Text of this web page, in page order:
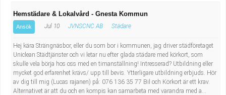
Hemstädare & Lokalvård - Gnesta Kommun
Ansök Jul 10 JVNSCNC AB Städare
Hej kära Strängnäsbor, eller du som bor i kommunen, jag driver städföretaget
Uniclean Städtjänster och vi letar nu efter glada städare med körkort, som
skulle vela börja hos oss med en timanställning! Intresserad? Utbildning eller
mycket god erfarenhet krävs/ upp till bevis. Ytterligare utbildning erbjuds. Hör
av dig till mig (Lucas rajanen) på: 076 136 35 77 Bil och Körkort är ett krav.
Alternativet är att du och en kompis kan samarbeta med varandra med a...